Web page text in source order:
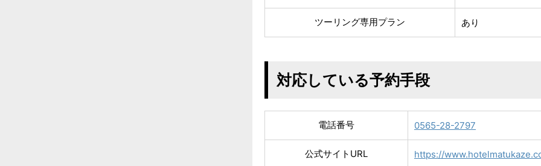
ツーリング専用プラン あり
対応している予約手段
電話番号 0565-28-2797
公式サイトURL https://